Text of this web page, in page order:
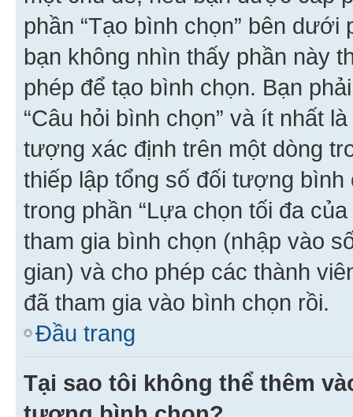
phần “Tạo bình chọn” bên
bạn không nhìn thấy phần này
phép để tạo bình chọn. Bạn
“Câu hỏi bình chọn” và ít nhất
tượng xác định trên một dòng
thiếp lập tổng số đối tượng
trong phần “Lựa chọn tối đa
tham gia bình chọn (nhập vào
gian) và cho phép các thành
đã tham gia vào bình chọn rồi.
Đầu trang
Tại sao tôi không thể thêm